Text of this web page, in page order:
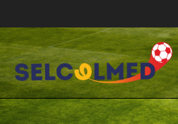
contenido